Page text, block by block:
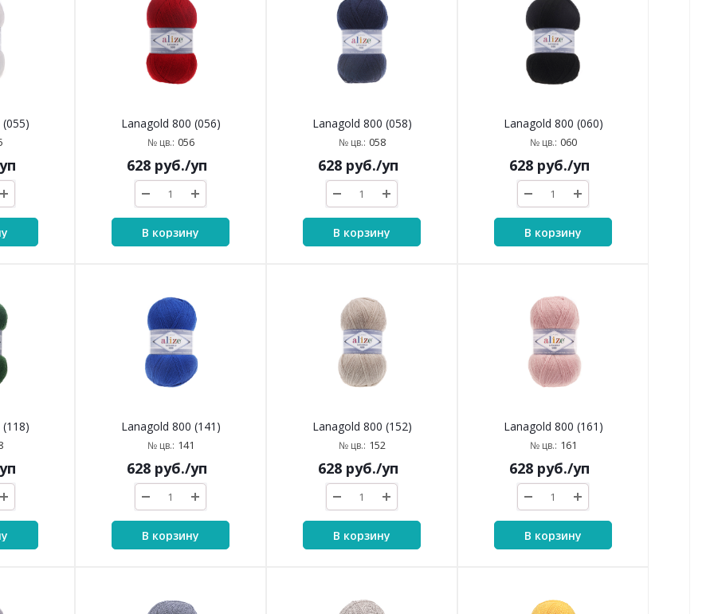
Lanagold 800 (056)
№ цв.: 056
628руб./уп
В корзину
Lanagold 800 (058)
№ цв.: 058
628руб./уп
В корзину
Lanagold 800 (060)
№ цв.: 060
628руб./уп
В корзину
Lanagold 800 (141)
№ цв.: 141
628руб./уп
В корзину
Lanagold 800 (152)
№ цв.: 152
628руб./уп
В корзину
Lanagold 800 (161)
№ цв.: 161
628руб./уп
В корзину